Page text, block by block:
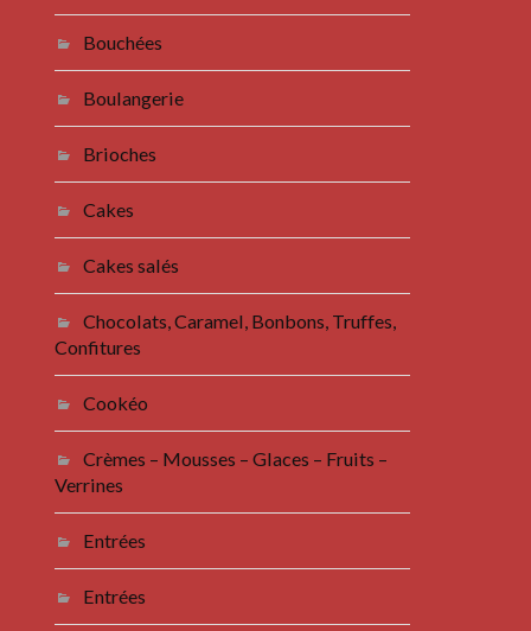
Bouchées
Boulangerie
Brioches
Cakes
Cakes salés
Chocolats, Caramel, Bonbons, Truffes,
Confitures
Cookéo
Crèmes – Mousses – Glaces – Fruits –
Verrines
Entrées
Entrées